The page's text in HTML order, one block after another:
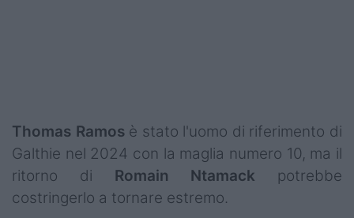
Thomas Ramosè stato l'uomo di riferimento di
Galthie nel 2024 con la maglia numero 10, ma il
ritorno di Romain Ntamack potrebbe
costringerlo a tornare estremo.